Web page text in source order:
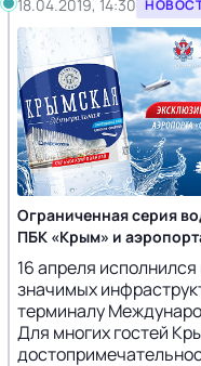
18.04.2019, 14:30
Ограниченная серия
ПБК «Крым» и
16 апреля
значимых
терминалу
Для многих гостей